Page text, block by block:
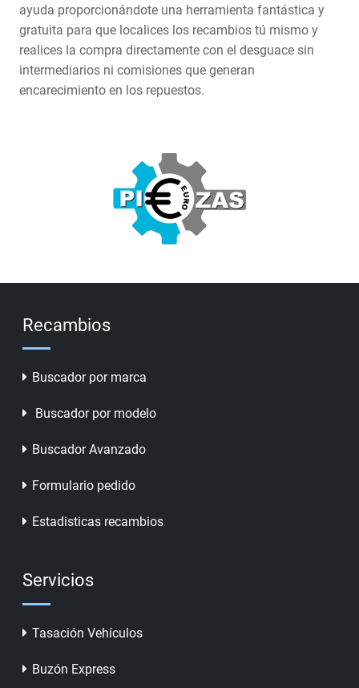
ayuda proporcionándote una herramienta fantástica y
gratuita para que localices los recambios tú mismo y
realices la compra directamente con el desguace sin
intermediarios ni comisiones que generan
encarecimiento en los repuestos.
Recambios
Buscador por marca
Buscador por modelo
Buscador Avanzado
Formulario pedido
Estadisticas recambios
Servicios
Tasación Vehículos
Buzón Express